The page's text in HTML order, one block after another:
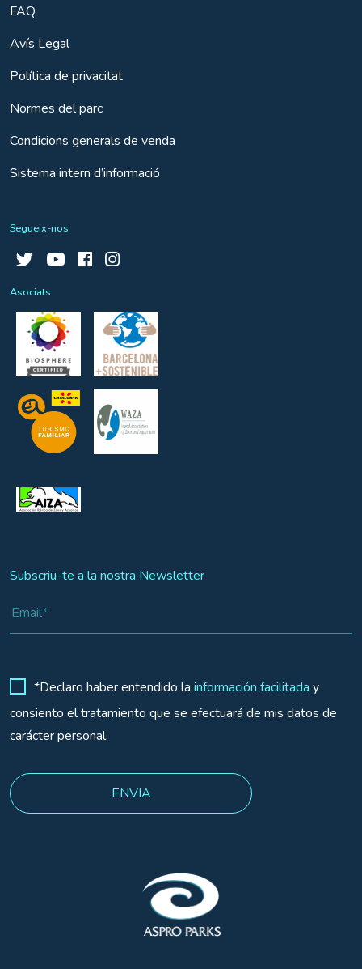
FAQ
Avís Legal
Política de privacitat
Normes del parc
Condicions generals de venda
Sistema intern d’informació
Segueix-nos
Asociats
Subscriu-te a la nostra Newsletter
*Declaro haber entendido la información facilitada y
consiento el tratamiento que se efectuará de mis datos de
carácter personal.